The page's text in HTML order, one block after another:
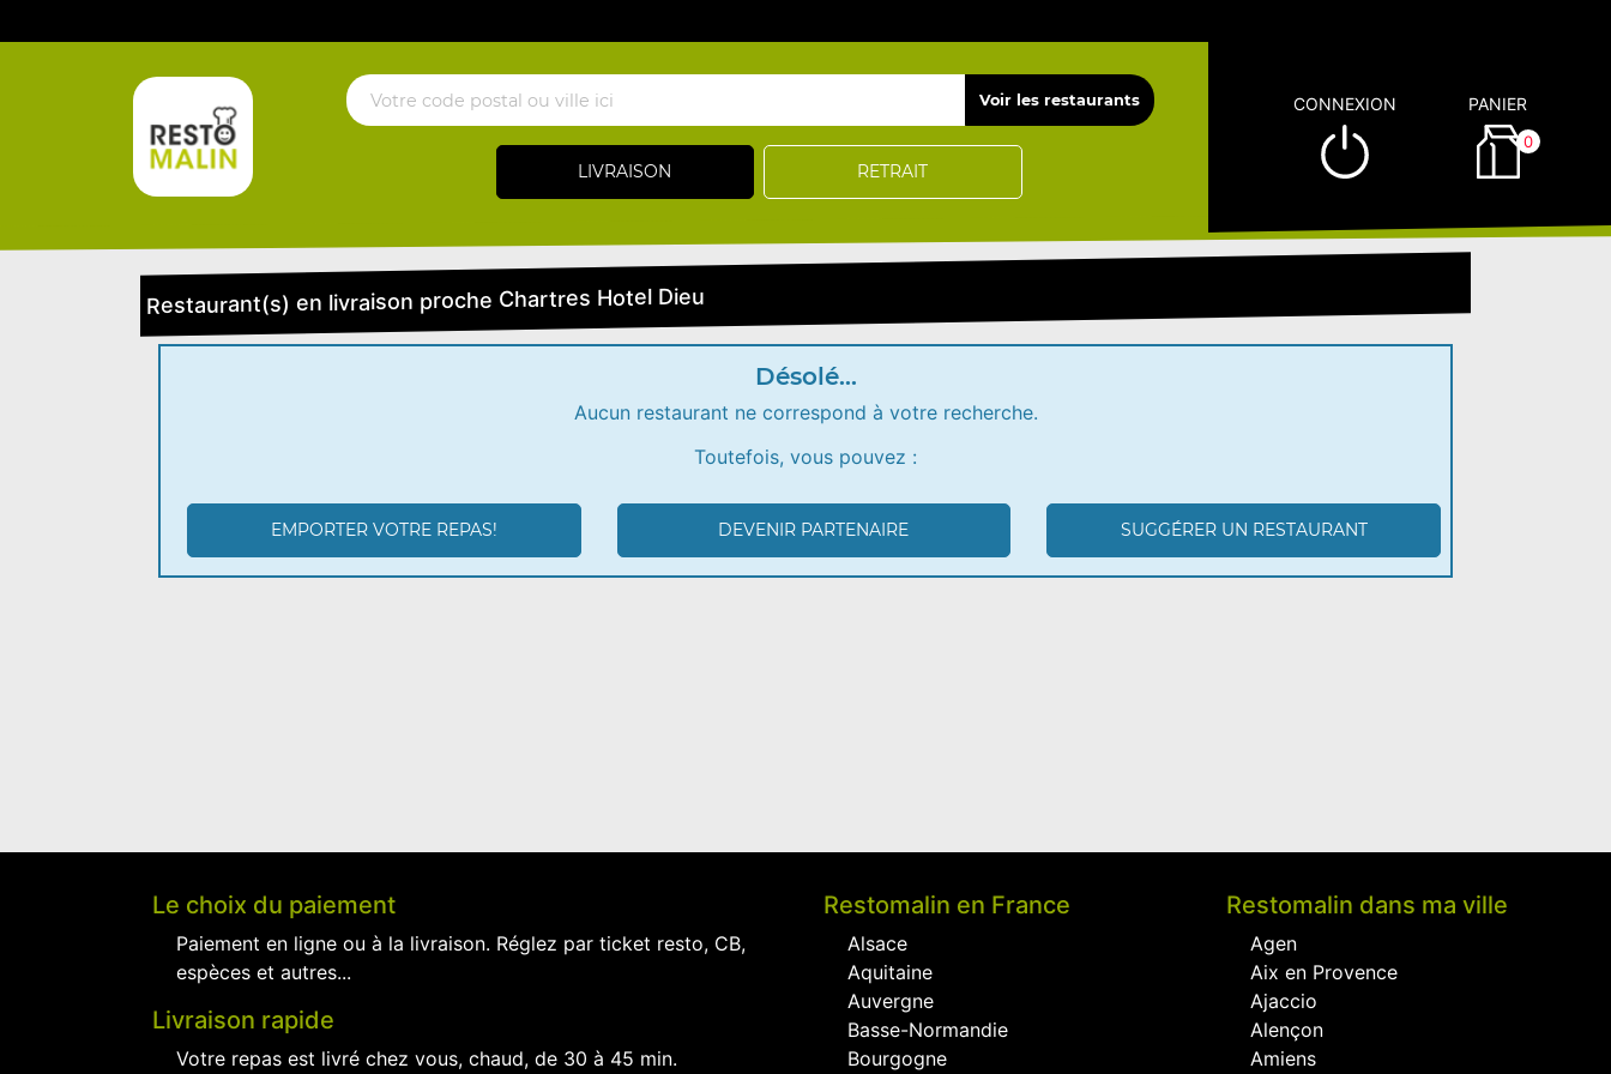
LIVRAISON RETRAIT
CONNEXION PANIER
0
Restaurant(s) en livraison proche Chartres Hotel Dieu
Désolé...
Aucun restaurant ne correspond à votre recherche.
Toutefois, vous pouvez :
EMPORTER VOTRE REPAS! DEVENIR PARTENAIRE SUGGÉRER UN RESTAURANT
Le choix du paiement
Paiement en ligne ou à la livraison. Réglez par ticket resto, CB,
espèces et autres...
Livraison rapide
Votre repas est livré chez vous, chaud, de 30 à 45 min.
Restomalin en France
Alsace
Aquitaine
Auvergne
Basse-Normandie
Bourgogne
Restomalin dans ma ville
Agen
Aix en Provence
Ajaccio
Alençon
Amiens